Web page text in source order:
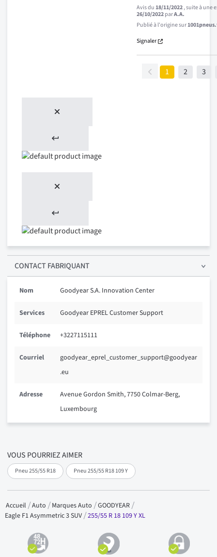
VOUS POURRIEZ AIMER
Pneu 255/55 R18 Pneu 255/55 R18 109 Y
Avis du18/11/2022, suite à une
26/10/2022parA.A.
Publié à l'origine sur
Signaler
1 2 3
CONTACT FABRIQUANT
Nom Goodyear S.A. Innovation Center
Services Goodyear EPREL Customer Support
Téléphone +3227115111
Courriel
goodyear_eprel_customer_support@goodyear
.eu
Adresse
Avenue Gordon Smith, 7750 Colmar-Berg,
Luxembourg
Accueil Auto Marques Auto
GOODYEAR
Eagle F1 Asymmetric 3 SUV 255/55 R 18 109 Y XL